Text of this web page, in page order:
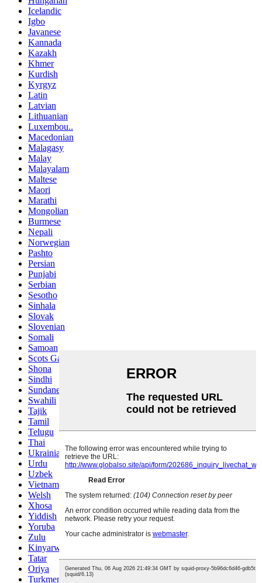
Icelandic
Igbo
Javanese
Kannada
Kazakh
Khmer
Kurdish
Kyrgyz
Latin
Latvian
Lithuanian
Luxembou..
Macedonian
Malagasy
Malay
Malayalam
Maltese
Maori
Marathi
Mongolian
Burmese
Nepali
Norwegian
Pashto
Persian
Punjabi
Serbian
Sesotho
Sinhala
Slovak
Slovenian
Somali
Samoan
Scots Gaelic
Shona
Sindhi
Sundanese
Swahili
Tajik
Tamil
Telugu
Thai
Ukrainian
Urdu
Uzbek
Vietnamese
Welsh
Xhosa
Yiddish
Yoruba
Zulu
Kinyarwanda
Tatar
Oriya
Turkmen